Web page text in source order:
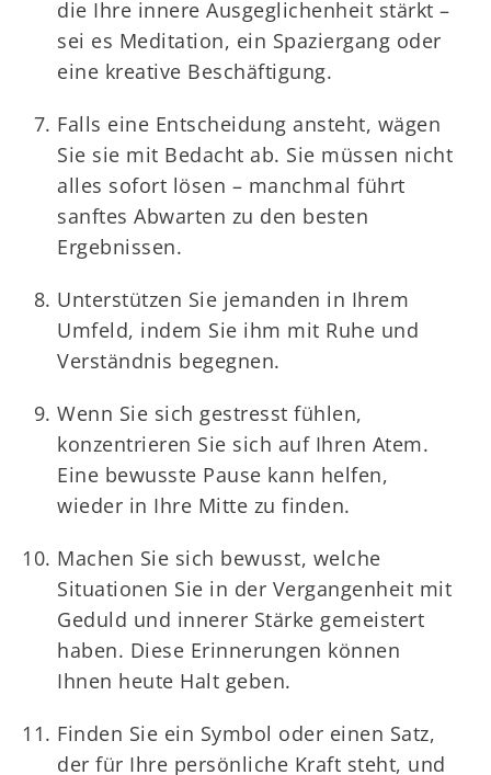
die Ihre innere Ausgeglichenheit stärkt –
sei es Meditation, ein Spaziergang oder
eine kreative Beschäftigung.
Falls eine Entscheidung ansteht, wägen
Sie sie mit Bedacht ab. Sie müssen nicht
alles sofort lösen – manchmal führt
sanftes Abwarten zu den besten
Ergebnissen.
Unterstützen Sie jemanden in Ihrem
Umfeld, indem Sie ihm mit Ruhe und
Verständnis begegnen.
Wenn Sie sich gestresst fühlen,
konzentrieren Sie sich auf Ihren Atem.
Eine bewusste Pause kann helfen,
wieder in Ihre Mitte zu finden.
Machen Sie sich bewusst, welche
Situationen Sie in der Vergangenheit mit
Geduld und innerer Stärke gemeistert
haben. Diese Erinnerungen können
Ihnen heute Halt geben.
Finden Sie ein Symbol oder einen Satz,
der für Ihre persönliche Kraft steht, und